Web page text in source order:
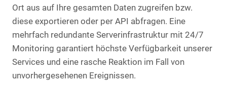
Ort aus auf Ihre gesamten Daten zugreifen bzw.
diese exportieren oder per API abfragen. Eine
mehrfach redundante Serverinfrastruktur mit 24/7
Monitoring garantiert höchste Verfügbarkeit unserer
Services und eine rasche Reaktion im Fall von
unvorhergesehenen Ereignissen.